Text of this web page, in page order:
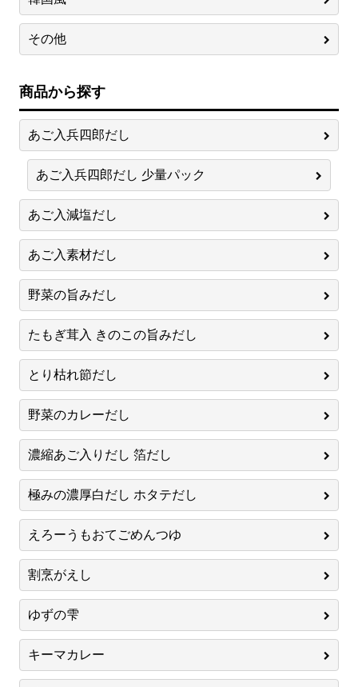
その他
商品から探す
あご入兵四郎だし
あご入兵四郎だし 少量パック
あご入減塩だし
あご入素材だし
野菜の旨みだし
たもぎ茸入 きのこの旨みだし
とり枯れ節だし
野菜のカレーだし
濃縮あご入りだし 箔だし
極みの濃厚白だし ホタテだし
えろーうもおてごめんつゆ
割烹がえし
ゆずの雫
キーマカレー